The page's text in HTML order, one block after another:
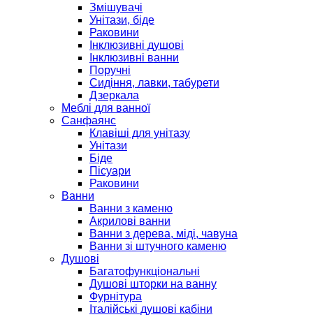
Змішувачі
Унітази, біде
Раковини
Інклюзивні душові
Інклюзивні ванни
Поручні
Сидіння, лавки, табурети
Дзеркала
Меблі для ванної
Санфаянс
Клавіші для унітазу
Унітази
Біде
Пісуари
Раковини
Ванни
Ванни з каменю
Акрилові ванни
Ванни з дерева, міді, чавуна
Ванни зі штучного каменю
Душові
Багатофункціональні
Душові шторки на ванну
Фурнітура
Італійські душові кабіни